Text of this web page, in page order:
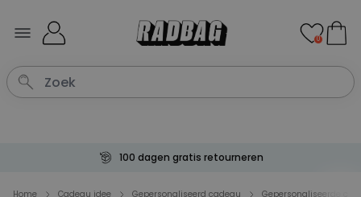
0
100 dagen gratis retourneren
Home Cadeau idee Gepersonaliseerd cadeau Gepersonaliseerde